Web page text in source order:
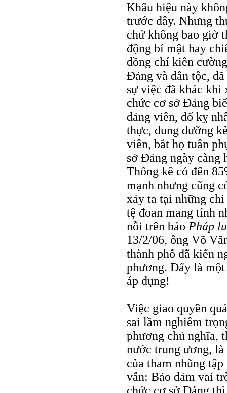
Khẩu hiệu này
trước đây. Nhưng
chứ không bao giờ
động bí mật hay
đồng chí kiên
Đảng và dân tộc,
sự việc đã khác khi
chức cơ sở Đảng
đảng viên, đố kỵ
thực, dung dưỡng
viên, bắt họ tuân
sở Đảng ngày càng
Thống kê có đến
mạnh nhưng cũng
xảy ta tại những
tệ đoan mang tính
nỗi trên báo Pháp
13/2/06, ông Võ
thành phố đã kiến
phương. Đấy là một
áp dụng!
Việc giao quyền
sai lầm nghiêm
phương chủ nghĩa,
nước trung ương,
của tham nhũng
vẫn: Bảo đảm vai